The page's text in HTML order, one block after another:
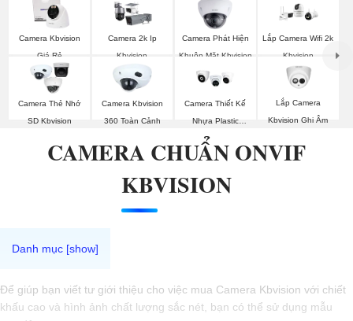
Camera Kbvision
Giá Rẻ
Camera 2k Ip
Kbvision
Camera Phát Hiện
Khuôn Mặt Kbvision
Lắp Camera Wifi 2k
Kbvision
Camera Thẻ Nhớ
SD Kbvision
Camera Kbvision
360 Toàn Cảnh
Camera Thiết Kế
Nhựa Plastic
Kbvision
Lắp Camera
Kbvision Ghi Âm
CAMERA CHUẨN ONVIF
KBVISION
Để giúp bạn viết tư giới thiệu cho việc mua Camera Kbvision với chiết
khấu cao và hình ảnh chất lượng sắc nét, bạn có thể sử dụng mẫu